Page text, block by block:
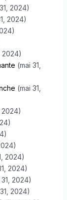
2024)
2024)
2024)
(mai 31,
(mai 31,
2024)
2024)
2024)
31, 2024)
2024)